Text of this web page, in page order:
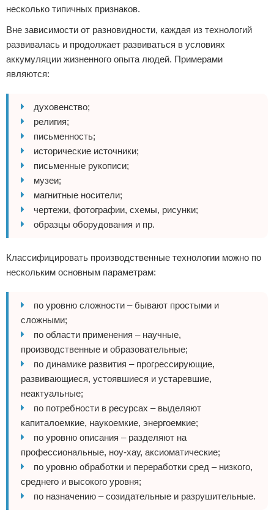
несколько типичных признаков.
Вне зависимости от разновидности, каждая из технологий
развивалась и продолжает развиваться в условиях
аккумуляции жизненного опыта людей. Примерами
являются:
духовенство;
религия;
письменность;
исторические источники;
письменные рукописи;
музеи;
магнитные носители;
чертежи, фотографии, схемы, рисунки;
образцы оборудования и пр.
Классифицировать производственные технологии можно по
нескольким основным параметрам:
по уровню сложности – бывают простыми и
сложными;
по области применения – научные,
производственные и образовательные;
по динамике развития – прогрессирующие,
развивающиеся, устоявшиеся и устаревшие,
неактуальные;
по потребности в ресурсах – выделяют
капиталоемкие, наукоемкие, энергоемкие;
по уровню описания – разделяют на
профессиональные, ноу-хау, аксиоматические;
по уровню обработки и переработки сред – низкого,
среднего и высокого уровня;
по назначению – созидательные и разрушительные.